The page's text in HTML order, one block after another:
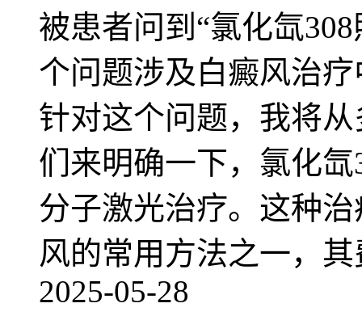
被患者问到“氯化氙
个问题涉及白癜风治
针对这个问题，我将
们来明确一下，氯化
分子激光治疗。这种
风的常用方法之一，
2025-05-28